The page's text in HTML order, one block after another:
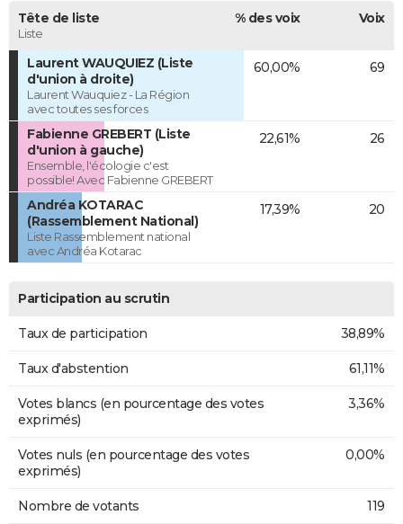
Tête de liste
Liste
% des voix Voix
Laurent WAUQUIEZ (Liste
d'union à droite)
Laurent Wauquiez - La Région
avec toutes ses forces
60,00% 69
Fabienne GREBERT (Liste
d'union à gauche)
Ensemble, l'écologie c'est
possible! Avec Fabienne GREBERT
22,61% 26
Andréa KOTARAC
(Rassemblement National)
Liste Rassemblement national
avec Andréa Kotarac
17,39% 20
Participation au scrutin
Taux de participation 38,89%
Taux d'abstention 61,11%
Votes blancs (en pourcentage des votes
exprimés)
3,36%
Votes nuls (en pourcentage des votes
exprimés)
0,00%
Nombre de votants 119